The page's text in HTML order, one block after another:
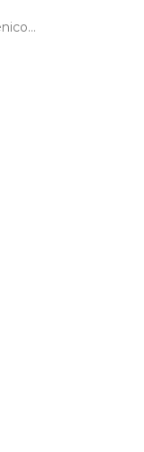
ARROBADANZA Arte Escénico A.C.